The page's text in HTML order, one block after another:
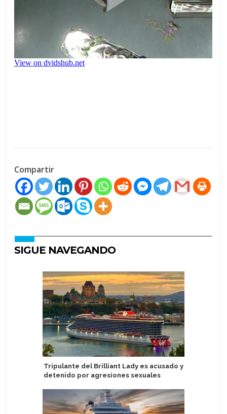
Compartir
SIGUE NAVEGANDO
Tripulante del Brilliant Lady es acusado y
detenido por agresiones sexuales